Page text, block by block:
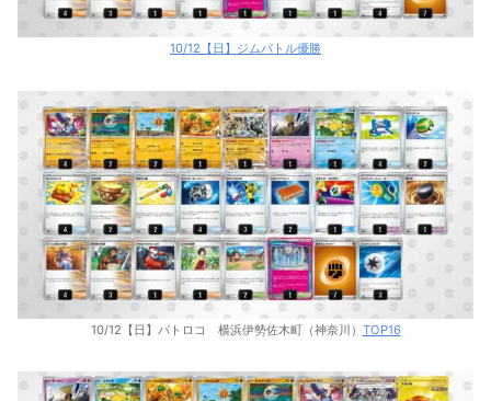
10/12【日】ジムバトル優勝
10/12【日】バトロコ 横浜伊勢佐木町（神奈川） TOP16